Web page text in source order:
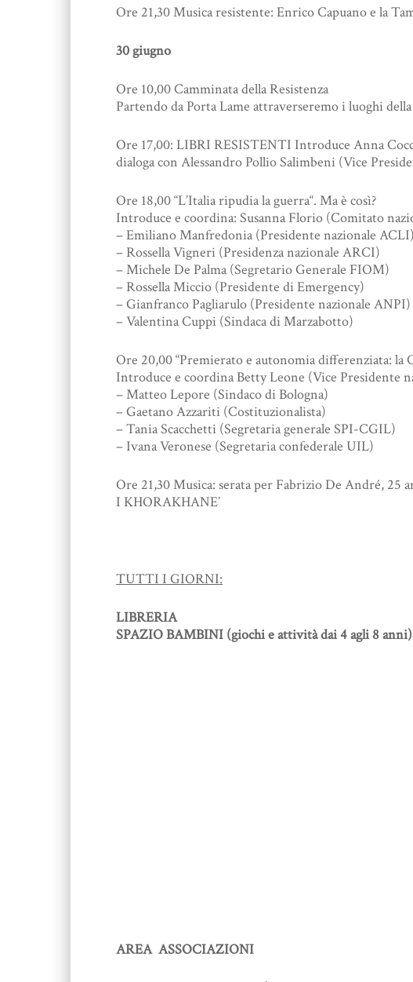
Ore 21,30 Musica resistente: Enrico Capuano e la
30 giugno
Ore 10,00 Camminata della Resistenza
Partendo da Porta Lame attraverseremo i luoghi
Ore 17,00: LIBRI RESISTENTI Introduce Anna
dialoga con Alessandro Pollio Salimbeni (Vice
Ore 18,00 “L’Italia ripudia la guerra“. Ma è così?
Introduce e coordina: Susanna Florio (Comitato
– Emiliano Manfredonia (Presidente nazionale ACLI)
– Rossella Vigneri (Presidenza nazionale ARCI)
– Michele De Palma (Segretario Generale FIOM)
– Rossella Miccio (Presidente di Emergency)
– Gianfranco Pagliarulo (Presidente nazionale ANPI)
– Valentina Cuppi (Sindaca di Marzabotto)
Ore 20,00 “Premierato e autonomia differenziata: la
Introduce e coordina Betty Leone (Vice Presidente
– Matteo Lepore (Sindaco di Bologna)
– Gaetano Azzariti (Costituzionalista)
– Tania Scacchetti (Segretaria generale SPI-CGIL)
– Ivana Veronese (Segretaria confederale UIL)
Ore 21,30 Musica: serata per Fabrizio De André, 25
I KHORAKHANE’
TUTTI I GIORNI:
LIBRERIA
SPAZIO BAMBINI (giochi e attività dai 4 agli 8 anni)
AREA ASSOCIAZIONI